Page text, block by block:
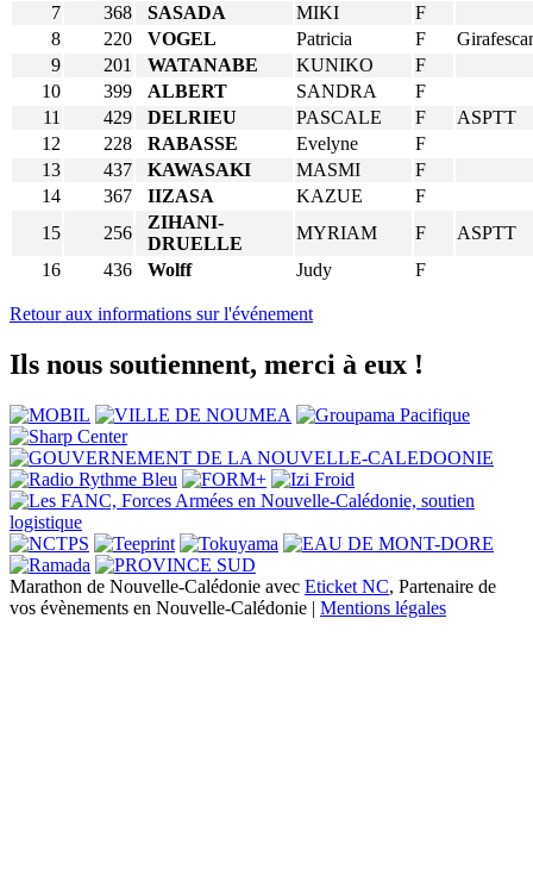
7
368 SASADA MIKI
F
8
220 VOGEL Patricia F
9
201 WATANABE KUNIKO
F
10
399 ALBERT SANDRA
F
11
429 DELRIEU PASCALE F
ASPTT
12
228 RABASSE Evelyne
F
13
437 KAWASAKI MASMI
F
14
367 IIZASA KAZUE
F
15
256
ZIHANI-
DRUELLE
MYRIAM F
ASPTT
16
436 Wolff Judy F
Retour aux informations sur l'événement
Ils nous soutiennent, merci à eux !
Marathon de Nouvelle-Calédonie avec Eticket NC, Partenaire de
vos évènements en Nouvelle-Calédonie | Mentions légales